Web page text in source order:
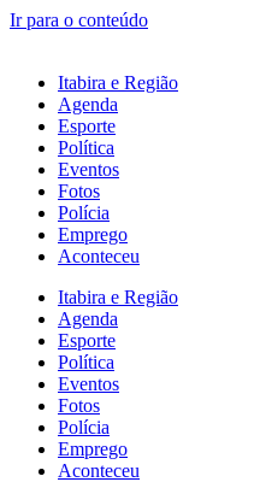
Ir para o conteúdo
Itabira e Região
Agenda
Esporte
Política
Eventos
Fotos
Polícia
Emprego
Aconteceu
Itabira e Região
Agenda
Esporte
Política
Eventos
Fotos
Polícia
Emprego
Aconteceu